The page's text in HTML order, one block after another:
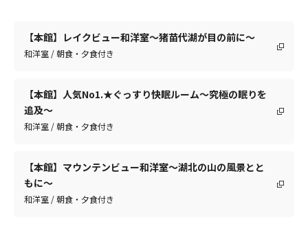
【本館】レイクビュー和洋室～猪苗代湖が目の前に～
和洋室 / 朝食・夕食付き
【本館】人気No1.★ぐっすり快眠ルーム～究極の眠りを
追及～
和洋室 / 朝食・夕食付き
【本館】マウンテンビュー和洋室～湖北の山の風景とと
もに～
和洋室 / 朝食・夕食付き